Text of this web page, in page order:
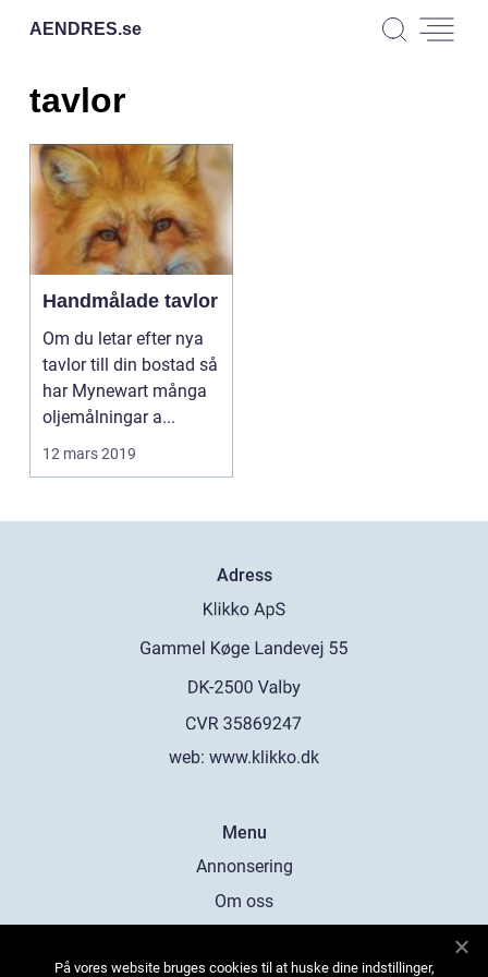
AENDRES.se
tavlor
Handmålade tavlor
Om du letar efter nya
tavlor till din bostad så
har Mynewart många
oljemålningar a...
12 mars 2019
Adress
web: www.klikko.dk
Menu
Annonsering
Om oss
Kontakta oss
På vores website bruges cookies til at huske dine indstillinger,